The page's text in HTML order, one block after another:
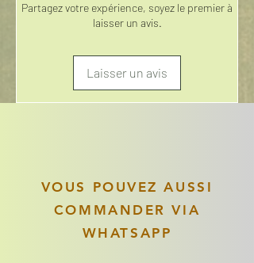
Partagez votre expérience, soyez le premier à
laisser un avis.
Laisser un avis
VOUS POUVEZ AUSSI
COMMANDER VIA
WHATSAPP